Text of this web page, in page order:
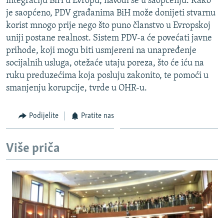
ISPRIČAJ MI
DNEVNO@RSE
SPECIJALI RSE
VIŠE OD NASLOVA
GENOCID U SREBRENICI
POST SCRIPTUM
MOJA EVROPA
TRI DECENIJE OD RATA U BIH
SVE KARTE DEJTONA
NASTANAK I RASPAD JUGOSLAVIJE
PRATITE NAS
je saopćeno, PDV građanima BiH može donijeti stvarnu
korist mnogo prije nego što puno članstvo u Evropskoj
uniji postane realnost. Sistem PDV-a će povećati javne
prihode, koji mogu biti usmjereni na unapređenje
socijalnih usluga, otežaće utaju poreza, što će iću na
ruku preduzećima koja posluju zakonito, te pomoći u
smanjenju korupcije, tvrde u OHR-u.
Podijelite Pratite nas
Više priča